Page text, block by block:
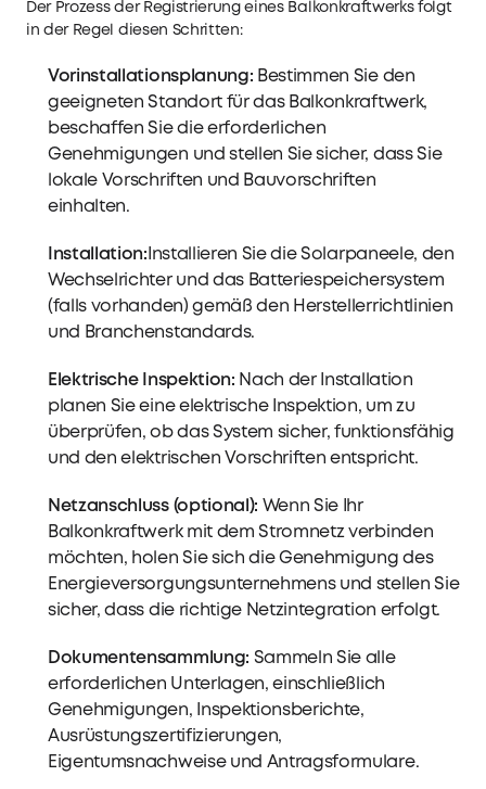
Der Prozess der Registrierung eines Balkonkraftwerks folgt
in der Regel diesen Schritten:
Vorinstallationsplanung: Bestimmen Sie den
geeigneten Standort für das Balkonkraftwerk,
beschaffen Sie die erforderlichen
Genehmigungen und stellen Sie sicher, dass Sie
lokale Vorschriften und Bauvorschriften
einhalten.
Installation: Installieren Sie die Solarpaneele, den
Wechselrichter und das Batteriespeichersystem
(falls vorhanden) gemäß den Herstellerrichtlinien
und Branchenstandards.
Elektrische Inspektion: Nach der Installation
planen Sie eine elektrische Inspektion, um zu
überprüfen, ob das System sicher, funktionsfähig
und den elektrischen Vorschriften entspricht.
Netzanschluss (optional): Wenn Sie Ihr
Balkonkraftwerk mit dem Stromnetz verbinden
möchten, holen Sie sich die Genehmigung des
Energieversorgungsunternehmens und stellen Sie
sicher, dass die richtige Netzintegration erfolgt.
Dokumentensammlung: Sammeln Sie alle
erforderlichen Unterlagen, einschließlich
Genehmigungen, Inspektionsberichte,
Ausrüstungszertifizierungen,
Eigentumsnachweise und Antragsformulare.